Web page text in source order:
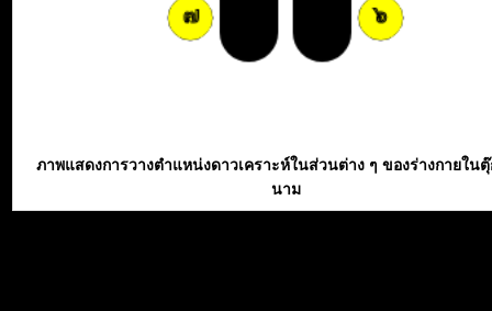
ภาพแสดงการวางตำแหน่งดาวเคราะห์ในส่วนต่าง ๆ ของร่างกายใน
นาม